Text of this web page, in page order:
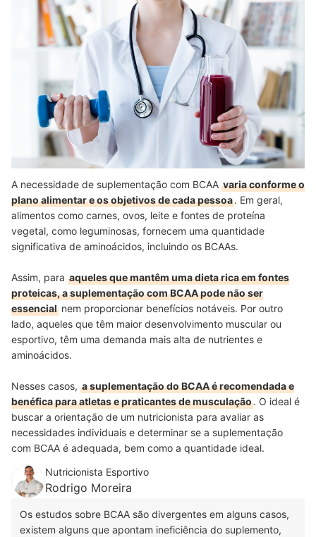
A necessidade de suplementação com BCAA varia conforme o
plano alimentar e os objetivos de cada pessoa. Em geral,
alimentos como carnes, ovos, leite e fontes de proteína
vegetal, como leguminosas, fornecem uma quantidade
significativa de aminoácidos, incluindo os BCAAs.
Assim, para aqueles que mantêm uma dieta rica em fontes
proteicas, a suplementação com BCAA pode não ser
essencial nem proporcionar benefícios notáveis. Por outro
lado, aqueles que têm maior desenvolvimento muscular ou
esportivo, têm uma demanda mais alta de nutrientes e
aminoácidos.
Nesses casos, a suplementação do BCAA é recomendada e
benéfica para atletas e praticantes de musculação. O ideal é
buscar a orientação de um nutricionista para avaliar as
necessidades individuais e determinar se a suplementação
com BCAA é adequada, bem como a quantidade ideal.
Nutricionista Esportivo
Rodrigo Moreira
Os estudos sobre BCAA são divergentes em alguns casos,
existem alguns que apontam ineficiência do suplemento,